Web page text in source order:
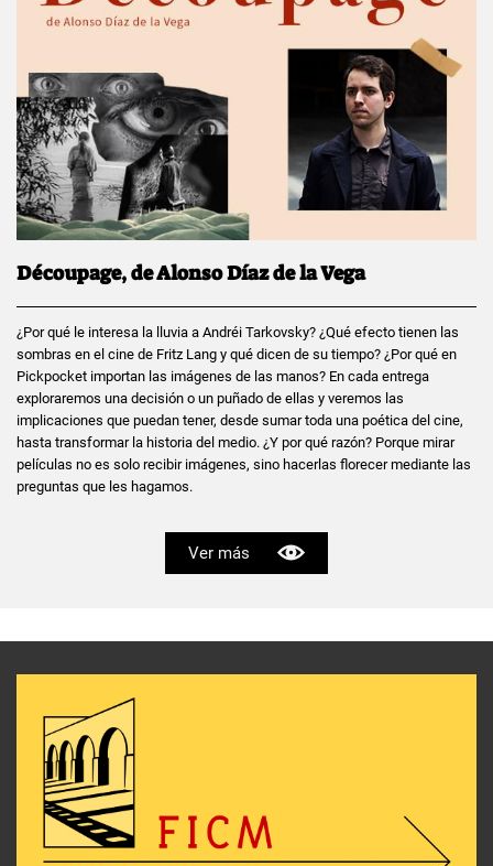
Découpage, de Alonso Díaz de la Vega
¿Por qué le interesa la lluvia a Andréi Tarkovsky? ¿Qué efecto tienen las
sombras en el cine de Fritz Lang y qué dicen de su tiempo? ¿Por qué en
Pickpocket importan las imágenes de las manos? En cada entrega
exploraremos una decisión o un puñado de ellas y veremos las
implicaciones que puedan tener, desde sumar toda una poética del cine,
hasta transformar la historia del medio. ¿Y por qué razón? Porque mirar
películas no es solo recibir imágenes, sino hacerlas florecer mediante las
preguntas que les hagamos.
Ver más